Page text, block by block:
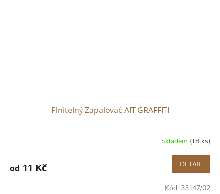
Plnitelný Zapalovač AIT GRAFFITI
Skladem (18 ks)
od 11 Kč DETAIL
Kód: 33147/02